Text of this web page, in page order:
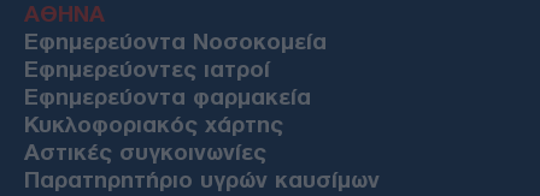
ΑΘΗΝΑ
Εφημερεύοντα Νοσοκομεία
Εφημερεύοντες ιατροί
Εφημερεύοντα φαρμακεία
Κυκλοφοριακός χάρτης
Αστικές συγκοινωνίες
Παρατηρητήριο υγρών καυσίμων